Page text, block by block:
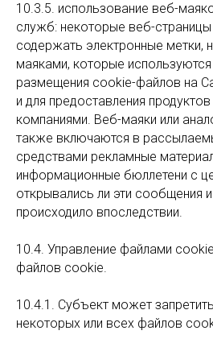
10.3.5. использование веб-
служб: некоторые веб-
содержать электронные метки,
маяками, которые
размещения сookie-файлов на
и для предоставления
компаниями. Веб-маяки или
также включаются в
средствами рекламные
информационные бюллетени с
открывались ли эти сообщения
происходило впоследствии.
10.4. Управление файлами
файлов cookie.
10.4.1. Субъект может
некоторых или всех файлов